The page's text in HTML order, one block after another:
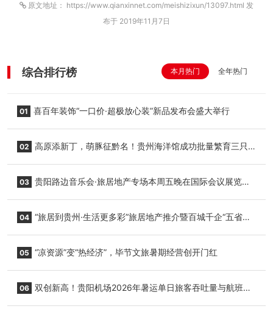
原文地址： https://www.qianxinnet.com/meishizixun/13097.html 发
布于 2019年11月7日
综合排行榜 本月热门 全年热门
01 喜百年装饰“一口价·超极放心装”新品发布会盛大举行
02 高原添新丁，萌豚征黔名！贵州海洋馆成功批量繁育三只
03 贵阳路边音乐会·旅居地产专场本周五晚在国际会议展览中
04 “旅居到贵州·生活更多彩”旅居地产推介暨百城千企“五省
05 “凉资源”变“热经济”，毕节文旅暑期经营创开门红
06 双创新高！贵阳机场2026年暑运单日旅客吞吐量与航班起